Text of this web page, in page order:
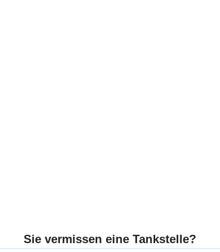
Sie vermissen eine Tankstelle?